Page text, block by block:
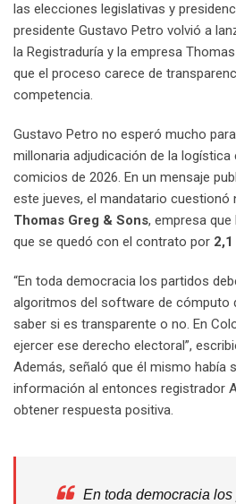
las elecciones legislativas y
presidente Gustavo Petro volvió a
la Registraduría y la empresa
que el proceso carece de
competencia.
Gustavo Petro no esperó mucho
millonaria adjudicación de la logística
comicios de 2026. En un mensaje
este jueves, el mandatario cuestionó
Thomas Greg & Sons, empresa que
que se quedó con el contrato por
“En toda democracia los partidos
algoritmos del software de cómputo
saber si es transparente o no. En
ejercer ese derecho electoral”,
Además, señaló que él mismo había
información al entonces registrador
obtener respuesta positiva.
En toda democracia